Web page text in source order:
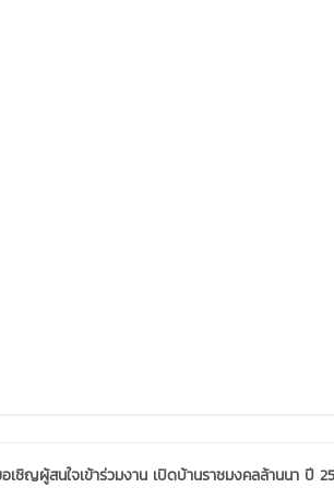
เชิญผู้สนใจเข้าร่วมงาน เปิดบ้านราชมงคลล้านนา ปี